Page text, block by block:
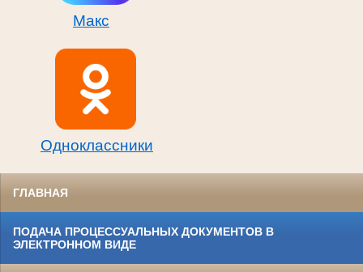
Макс
Одноклассники
ГЛАВНАЯ
ПОДАЧА ПРОЦЕССУАЛЬНЫХ ДОКУМЕНТОВ В
ЭЛЕКТРОННОМ ВИДЕ